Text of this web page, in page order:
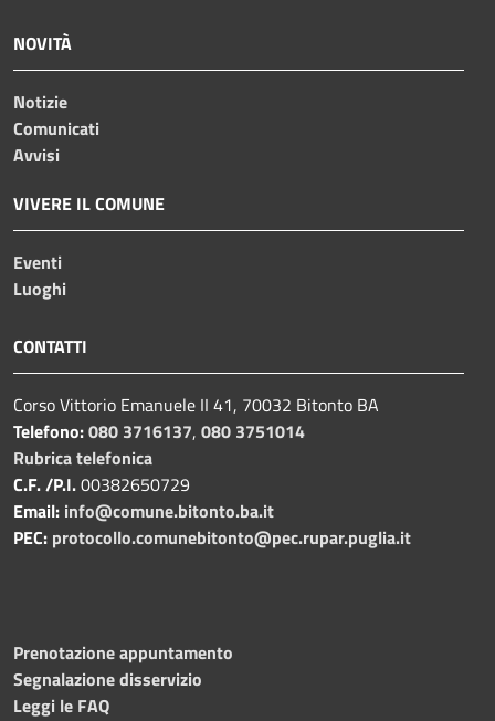
NOVITÀ
Notizie
Comunicati
Avvisi
VIVERE IL COMUNE
Eventi
Luoghi
CONTATTI
Corso Vittorio Emanuele II 41, 70032 Bitonto BA
Telefono:080 3716137, 080 3751014
Rubrica telefonica
C.F. /P.I.00382650729
Email: info@comune.bitonto.ba.it
PEC: protocollo.comunebitonto@pec.rupar.puglia.it
Prenotazione appuntamento
Segnalazione disservizio
Leggi le FAQ